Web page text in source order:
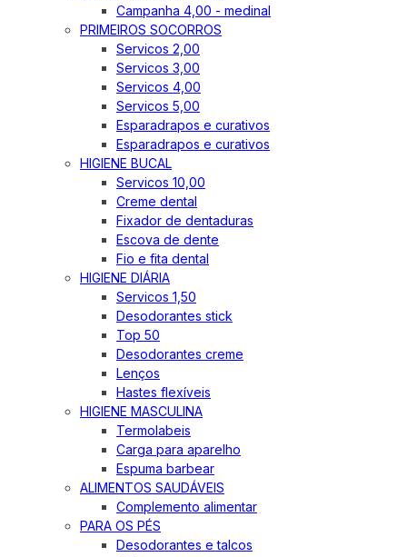
Campanha 4,00 - medinal
PRIMEIROS SOCORROS
Servicos 2,00
Servicos 3,00
Servicos 4,00
Servicos 5,00
Esparadrapos e curativos
Esparadrapos e curativos
HIGIENE BUCAL
Servicos 10,00
Creme dental
Fixador de dentaduras
Escova de dente
Fio e fita dental
HIGIENE DIÁRIA
Servicos 1,50
Desodorantes stick
Top 50
Desodorantes creme
Lenços
Hastes flexíveis
HIGIENE MASCULINA
Termolabeis
Carga para aparelho
Espuma barbear
ALIMENTOS SAUDÁVEIS
Complemento alimentar
PARA OS PÉS
Desodorantes e talcos